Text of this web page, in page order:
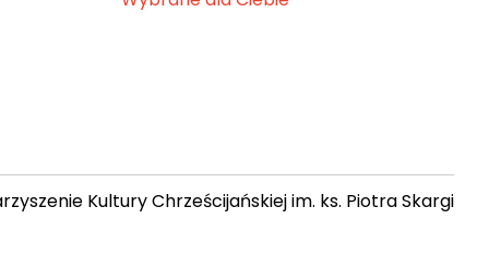
Kultury Chrześcijańskiej im. ks. Piotra Skargi